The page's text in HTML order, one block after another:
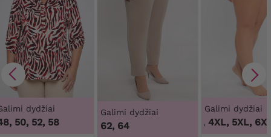
dydžiai
50, 52, 58
Galimi dydžiai
62, 64
Galimi dydžiai
3XL, 4XL, 5XL,